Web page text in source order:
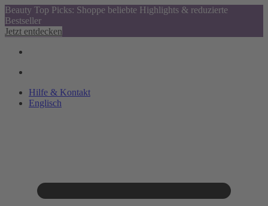
Beauty Top Picks: Shoppe beliebte Highlights & reduzierte
Bestseller
Jetzt entdecken
Hilfe & Kontakt
Englisch